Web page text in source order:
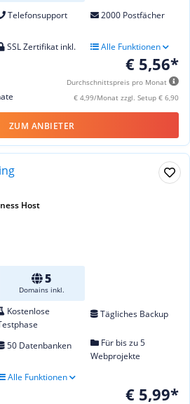
Telefonsupport 2000 Postfächer
SSL Zertifikat inkl. Alle Funktionen
€ 5,56*
Durchschnittspreis pro Monat
€ 4,99/Monat zzgl. Setup € 6,90
ZUM ANBIETER
Host
5
Domains inkl.
Kostenlose
Tägliches Backup
50 Datenbanken
Für bis zu 5
Webprojekte
Alle Funktionen
€ 5,99*